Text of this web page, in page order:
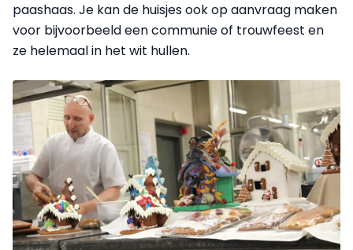
paashaas. Je kan de huisjes ook op aanvraag maken
voor bijvoorbeeld een communie of trouwfeest en
ze helemaal in het wit hullen.